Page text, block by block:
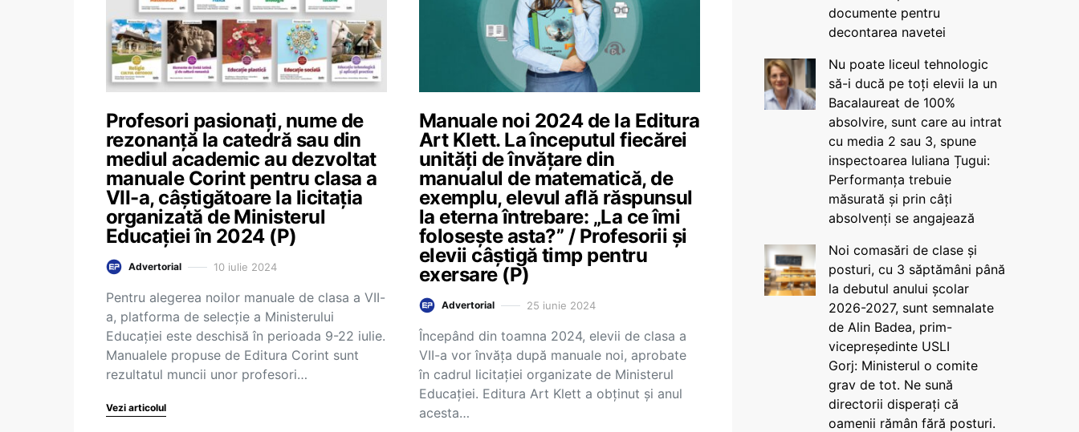
Profesori pasionați, nume de
rezonanță la catedră sau din
mediul academic au dezvoltat
manuale Corint pentru clasa a
VII-a, câștigătoare la licitația
organizată de Ministerul
Educației în 2024 (P)
Advertorial 10 iulie 2024
Pentru alegerea noilor manuale de clasa a VII-
a, platforma de selecție a Ministerului
Educației este deschisă în perioada 9-22 iulie.
Manualele propuse de Editura Corint sunt
rezultatul muncii unor profesori…
Vezi articolul
Manuale noi 2024 de la Editura
Art Klett. La începutul fiecărei
unități de învățare din
manualul de matematică, de
exemplu, elevul află răspunsul
la eterna întrebare: „La ce îmi
folosește asta?” / Profesorii și
elevii câștigă timp pentru
exersare (P)
Advertorial 25 iunie 2024
Începând din toamna 2024, elevii de clasa a
VII-a vor învăța după manuale noi, aprobate
în cadrul licitației organizate de Ministerul
Educației. Editura Art Klett a obținut și anul
acesta…
documente pentru
decontarea navetei
Nu poate liceul tehnologic
să-i ducă pe toți elevii la un
Bacalaureat de 100%
absolvire, sunt care au intrat
cu media 2 sau 3, spune
inspectoarea Iuliana Țugui:
Performanța trebuie
măsurată și prin câți
absolvenți se angajează
Noi comasări de clase și
posturi, cu 3 săptămâni până
la debutul anului școlar
2026-2027, sunt semnalate
de Alin Badea, prim-
vicepreședinte USLI
Gorj: Ministerul o comite
grav de tot. Ne sună
directorii disperați că
oamenii rămân fără posturi.